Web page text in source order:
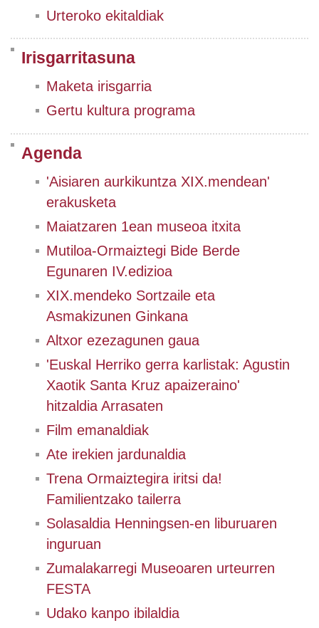
Urteroko ekitaldiak
Irisgarritasuna
Maketa irisgarria
Gertu kultura programa
Agenda
'Aisiaren aurkikuntza XIX.mendean'
erakusketa
Maiatzaren 1ean museoa itxita
Mutiloa-Ormaiztegi Bide Berde
Egunaren IV.edizioa
XIX.mendeko Sortzaile eta
Asmakizunen Ginkana
Altxor ezezagunen gaua
'Euskal Herriko gerra karlistak: Agustin
Xaotik Santa Kruz apaizeraino'
hitzaldia Arrasaten
Film emanaldiak
Ate irekien jardunaldia
Trena Ormaiztegira iritsi da!
Familientzako tailerra
Solasaldia Henningsen-en liburuaren
inguruan
Zumalakarregi Museoaren urteurren
FESTA
Udako kanpo ibilaldia